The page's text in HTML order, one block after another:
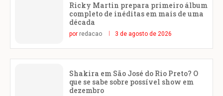
Ricky Martin prepara primeiro álbum
completo de inéditas em mais de uma
década
por redacao 3 de agosto de 2026
Shakira em São José do Rio Preto? O
que se sabe sobre possível show em
dezembro